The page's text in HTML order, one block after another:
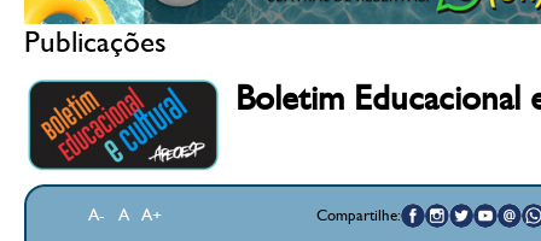
Publicações
Boletim Educacional
A- A A+ Compartilhe: